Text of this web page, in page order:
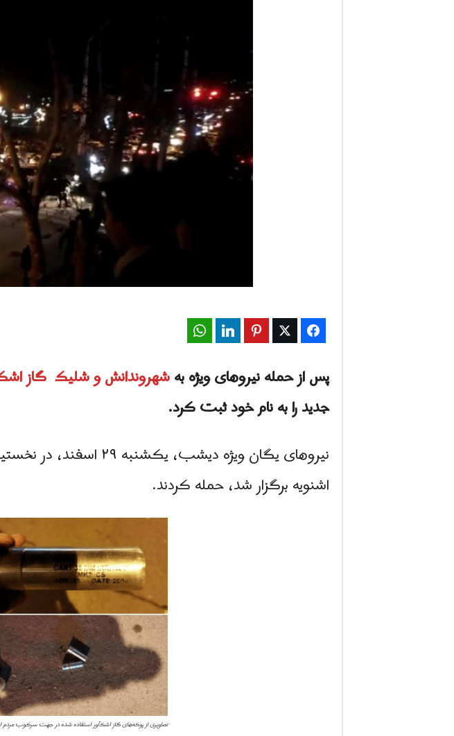
س
4
Facebook
Twitter
Pinterest
LinkedIn
پس از حمله نیروهای ویژه بهشهروندانش و شلیک گاز
جدید را به نام خود ثبت کرد.
نیروهای یگان ویژه
اشنویه برگزار شد، حمله کردند.
تصاویری از پوکه‌های گاز اشک‌آور استفاده شده در جهت سرکوب مردم